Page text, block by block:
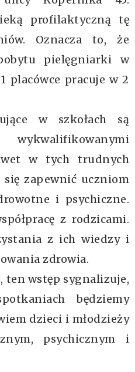
profilaktyczną tę
Oznacza to, że
pielęgniarki w
placówce pracuje w 2
w szkołach są
w tych trudnych
zapewnić uczniom
i psychiczne.
z rodzicami.
z ich wiedzy i
zdrowia.
ten wstęp sygnalizuje,
będziemy
dzieci i młodzieży
psychicznym i